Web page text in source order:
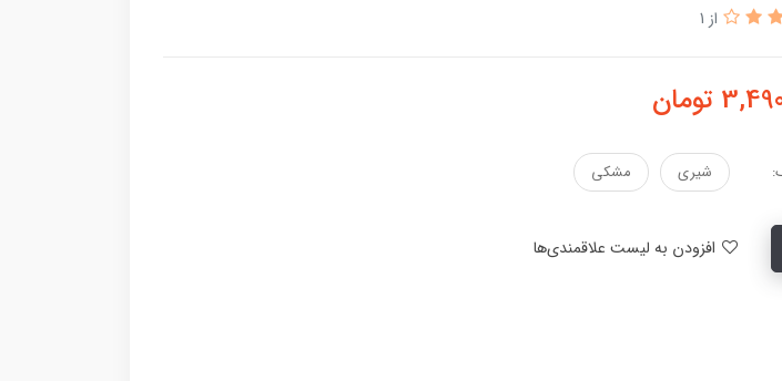
از 1
تومان
شیری مشکی